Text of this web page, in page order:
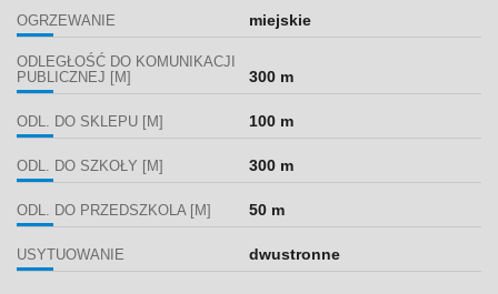
OGRZEWANIE miejskie
ODLEGŁOŚĆ DO KOMUNIKACJI
PUBLICZNEJ [M]
300 m
ODL. DO SKLEPU [M] 100 m
ODL. DO SZKOŁY [M] 300 m
ODL. DO PRZEDSZKOLA [M] 50 m
USYTUOWANIE dwustronne